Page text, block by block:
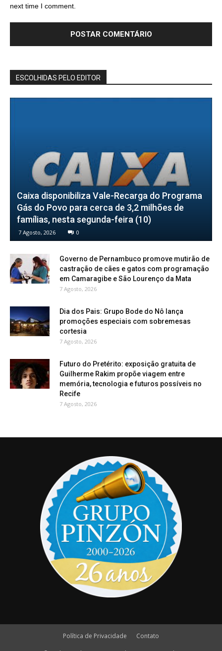
next time I comment.
ESCOLHIDAS PELO EDITOR
Caixa disponibiliza Vale-Recarga do Programa
Gás do Povo para cerca de 3,2 milhões de
famílias, nesta segunda-feira (10)
7 Agosto, 2026 0
Governo de Pernambuco promove mutirão de
castração de cães e gatos com programação
em Camaragibe e São Lourenço da Mata
7 Agosto, 2026
Dia dos Pais: Grupo Bode do Nô lança
promoções especiais com sobremesas
cortesia
7 Agosto, 2026
Futuro do Pretérito: exposição gratuita de
Guilherme Rakim propõe viagem entre
memória, tecnologia e futuros possíveis no
Recife
7 Agosto, 2026
Política de Privacidade Contato